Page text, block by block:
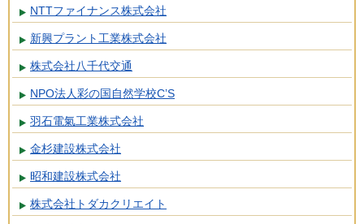
NTTファイナンス株式会社
新興プラント工業株式会社
株式会社八千代交通
NPO法人彩の国自然学校C’S
羽石電氣工業株式会社
金杉建設株式会社
昭和建設株式会社
株式会社トダカクリエイト